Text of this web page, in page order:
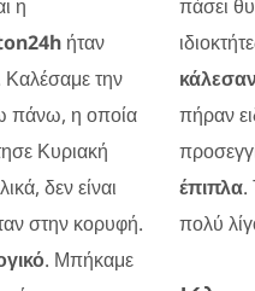
η
ήταν
την
πάνω, η οποία
Κυριακή
δεν είναι
στην κορυφή.
. Μπήκαμε
πάσει
πήραν
έπιπλα.
πολύ